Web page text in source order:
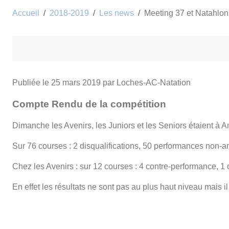
Accueil 2018-2019 Les news Meeting 37 et
Publiée le 25 mars 2019 par Loches-AC-Natation
Compte Rendu de la compétition
Dimanche les Avenirs, les Juniors et les Seniors étaient à
Sur 76 courses : 2 disqualifications, 50 performances non-
Chez les Avenirs : sur 12 courses : 4 contre-performance,
En effet les résultats ne sont pas au plus haut niveau